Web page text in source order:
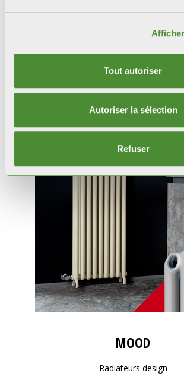
Tout autoriser
Autoriser la sélection
Refuser
Produits
connexes
MOOD
Radiateurs design